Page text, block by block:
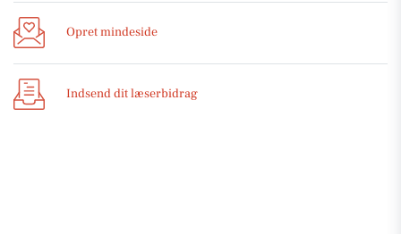
Opret mindeside
Indsend dit læserbidrag